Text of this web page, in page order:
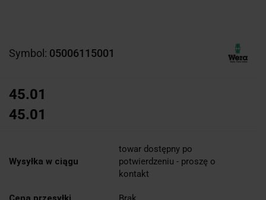
Symbol: 05006115001
45.01
45.01
Wysyłka w ciągu
towar dostępny po
potwierdzeniu - proszę o
kontakt